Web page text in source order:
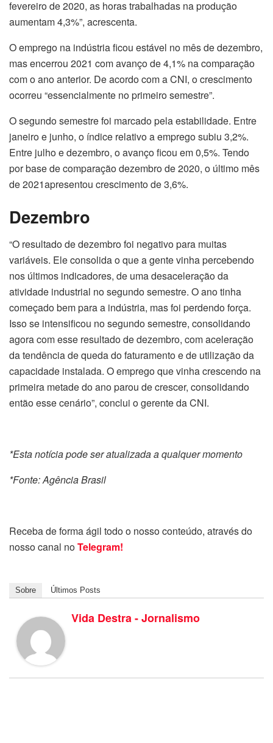
fevereiro de 2020, as horas trabalhadas na produção
aumentam 4,3%”, acrescenta.
O emprego na indústria ficou estável no mês de dezembro,
mas encerrou 2021 com avanço de 4,1% na comparação
com o ano anterior. De acordo com a CNI, o crescimento
ocorreu “essencialmente no primeiro semestre”.
O segundo semestre foi marcado pela estabilidade. Entre
janeiro e junho, o índice relativo a emprego subiu 3,2%.
Entre julho e dezembro, o avanço ficou em 0,5%. Tendo
por base de comparação dezembro de 2020, o último mês
de 2021apresentou crescimento de 3,6%.
Dezembro
“O resultado de dezembro foi negativo para muitas
variáveis. Ele consolida o que a gente vinha percebendo
nos últimos indicadores, de uma desaceleração da
atividade industrial no segundo semestre. O ano tinha
começado bem para a indústria, mas foi perdendo força.
Isso se intensificou no segundo semestre, consolidando
agora com esse resultado de dezembro, com aceleração
da tendência de queda do faturamento e de utilização da
capacidade instalada. O emprego que vinha crescendo na
primeira metade do ano parou de crescer, consolidando
então esse cenário”, conclui o gerente da CNI.
*Esta notícia pode ser atualizada a qualquer momento
*Fonte: Agência Brasil
Receba de forma ágil todo o nosso conteúdo, através do
nosso canal noTelegram!
Sobre Últimos Posts
Vida Destra - Jornalismo